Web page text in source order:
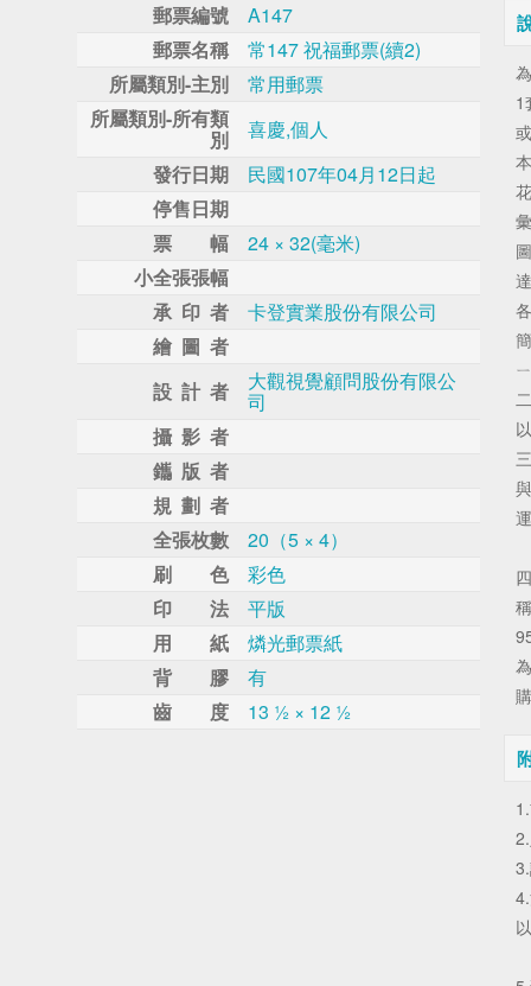
郵票編號
A147
郵票名稱
常147 祝福郵票(續2)
所屬類別-主別
常用郵票
所屬類別-所有類
別
喜慶,個人
發行日期
民國107年04月12日起
停售日期
票 幅
24 × 32(毫米)
小全張張幅
承 印 者
卡登實業股份有限公司
繪 圖 者
設 計 者
大觀視覺顧問股份有限公
司
攝 影 者
鑴 版 者
規 劃 者
全張枚數
20（5 × 4）
刷 色
彩色
印 法
平版
用 紙
燐光郵票紙
背 膠
有
齒 度
13 ½ × 12 ½
1